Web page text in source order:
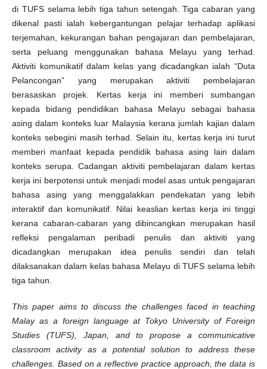
di TUFS selama lebih tiga tahun setengah. Tiga cabaran yang
dikenal pasti ialah kebergantungan pelajar terhadap aplikasi
terjemahan, kekurangan bahan pengajaran dan pembelajaran,
serta peluang menggunakan bahasa Melayu yang terhad.
Aktiviti komunikatif dalam kelas yang dicadangkan ialah “Duta
Pelancongan” yang merupakan aktiviti pembelajaran
berasaskan projek. Kertas kerja ini memberi sumbangan
kepada bidang pendidikan bahasa Melayu sebagai bahasa
asing dalam konteks luar Malaysia kerana jumlah kajian dalam
konteks sebegini masih terhad. Selain itu, kertas kerja ini turut
memberi manfaat kepada pendidik bahasa asing lain dalam
konteks serupa. Cadangan aktiviti pembelajaran dalam kertas
kerja ini berpotensi untuk menjadi model asas untuk pengajaran
bahasa asing yang menggalakkan pendekatan yang lebih
interaktif dan komunikatif. Nilai keaslian kertas kerja ini tinggi
kerana cabaran-cabaran yang dibincangkan merupakan hasil
refleksi pengalaman peribadi penulis dan aktiviti yang
dicadangkan merupakan idea penulis sendiri dan telah
dilaksanakan dalam kelas bahasa Melayu di TUFS selama lebih
tiga tahun.
This paper aims to discuss the challenges faced in teaching
Malay as a foreign language at Tokyo University of Foreign
Studies (TUFS), Japan, and to propose a communicative
classroom activity as a potential solution to address these
challenges. Based on a reflective practice approach, the data is